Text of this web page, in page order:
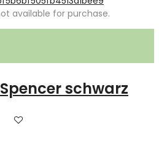
available for purchase.
schwarz